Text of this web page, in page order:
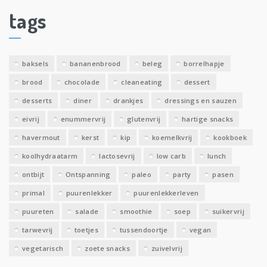
e
v
tags
baksels bananenbrood beleg borrelhapje
brood chocolade cleaneating dessert
desserts diner drankjes dressings en sauzen
eivrij enummervrij glutenvrij hartige snacks
havermout kerst kip koemelkvrij kookboek
koolhydraatarm lactosevrij low carb lunch
ontbijt Ontspanning paleo party pasen
primal puurenlekker puurenlekkerleven
puureten salade smoothie soep suikervrij
tarwevrij toetjes tussendoortje vegan
vegetarisch zoete snacks zuivelvrij